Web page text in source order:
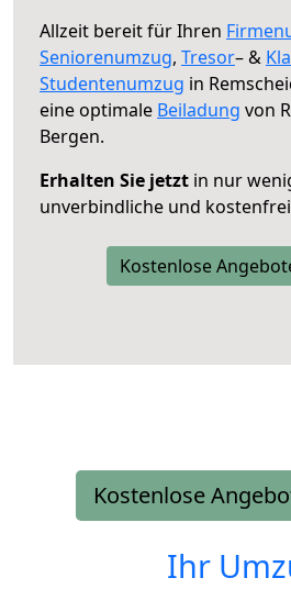
Allzeit bereit für Ihren
Seniorenumzug, Tresor– &
Studentenumzug in
eine optimale Beiladung von
Bergen.
Erhalten Sie jetzt in nur
unverbindliche und
Kostenlose
Kostenlose
Ihr